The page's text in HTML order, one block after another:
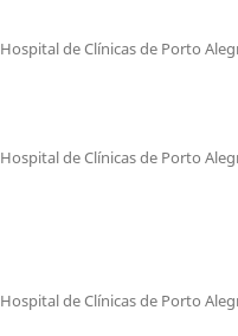
de Clínicas de Porto
de Clínicas de Porto
de Clínicas de Porto